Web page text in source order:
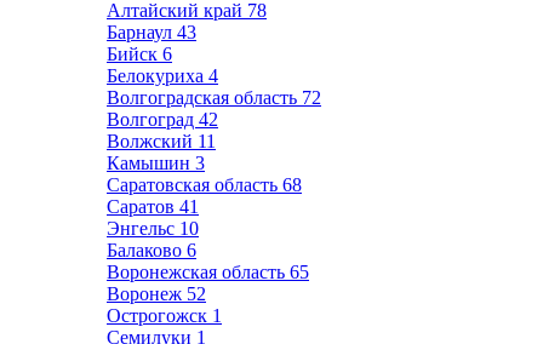
Алтайский край 78
Барнаул 43
Бийск 6
Белокуриха 4
Волгоградская область 72
Волгоград 42
Волжский 11
Камышин 3
Саратовская область 68
Саратов 41
Энгельс 10
Балаково 6
Воронежская область 65
Воронеж 52
Острогожск 1
Семилуки 1